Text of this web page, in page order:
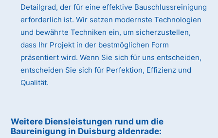
Detailgrad, der für eine effektive Bauschlussreinigung
erforderlich ist. Wir setzen modernste Technologien
und bewährte Techniken ein, um sicherzustellen,
dass Ihr Projekt in der bestmöglichen Form
präsentiert wird. Wenn Sie sich für uns entscheiden,
entscheiden Sie sich für Perfektion, Effizienz und
Qualität.
Weitere Diensleistungen rund um die
Baureinigung in Duisburg aldenrade: